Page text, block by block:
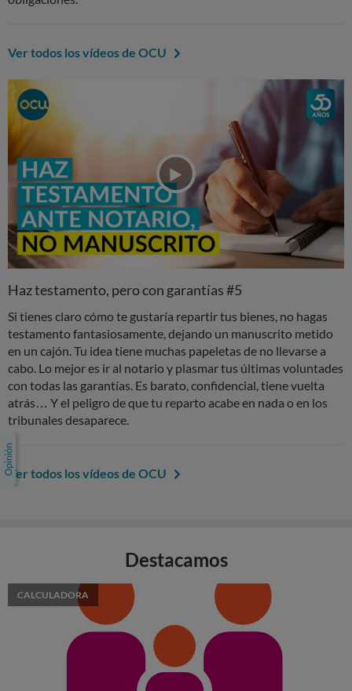
Ver todos los vídeos de OCU
Haz testamento, pero con garantías #5
Si tienes claro cómo te gustaría repartir tus bienes, no hagas
testamento fantasiosamente, dejando un manuscrito metido
en un cajón. Tu idea tiene muchas papeletas de no llevarse a
cabo. Lo mejor es ir al notario y plasmar tus últimas voluntades
con todas las garantías. Es barato, confidencial, tiene vuelta
atrás… Y el peligro de que tu reparto acabe en nada o en los
tribunales desaparece.
Ver todos los vídeos de OCU
Destacamos
CALCULADORA